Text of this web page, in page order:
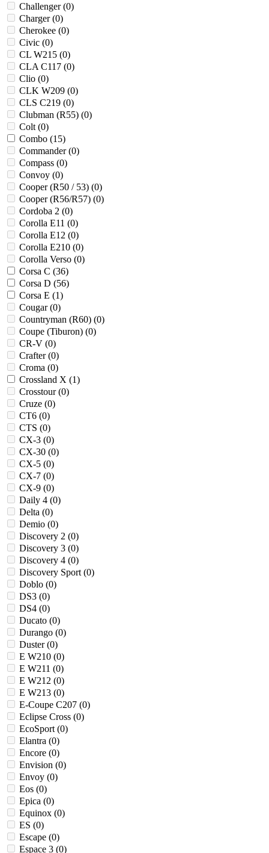
Challenger (0)
Charger (0)
Cherokee (0)
Civic (0)
CL W215 (0)
CLA C117 (0)
Clio (0)
CLK W209 (0)
CLS C219 (0)
Clubman (R55) (0)
Colt (0)
Combo (15)
Commander (0)
Compass (0)
Convoy (0)
Cooper (R50 / 53) (0)
Cooper (R56/R57) (0)
Cordoba 2 (0)
Corolla E11 (0)
Corolla E12 (0)
Corolla E210 (0)
Corolla Verso (0)
Corsa C (36)
Corsa D (56)
Corsa E (1)
Cougar (0)
Countryman (R60) (0)
Coupe (Tiburon) (0)
CR-V (0)
Crafter (0)
Croma (0)
Crossland X (1)
Crosstour (0)
Cruze (0)
CT6 (0)
CTS (0)
CX-3 (0)
CX-30 (0)
CX-5 (0)
CX-7 (0)
CX-9 (0)
Daily 4 (0)
Delta (0)
Demio (0)
Discovery 2 (0)
Discovery 3 (0)
Discovery 4 (0)
Discovery Sport (0)
Doblo (0)
DS3 (0)
DS4 (0)
Ducato (0)
Durango (0)
Duster (0)
E W210 (0)
E W211 (0)
E W212 (0)
E W213 (0)
E-Coupe C207 (0)
Eclipse Cross (0)
EcoSport (0)
Elantra (0)
Encore (0)
Envision (0)
Envoy (0)
Eos (0)
Epica (0)
Equinox (0)
ES (0)
Escape (0)
Espace 3 (0)